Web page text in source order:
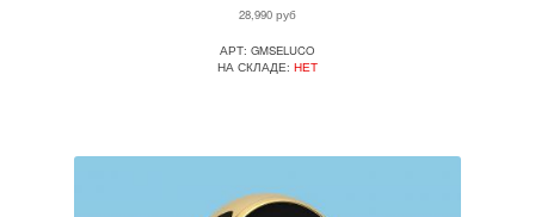
28,990руб
АРТ: GMSELUCO
НА СКЛАДЕ: НЕТ